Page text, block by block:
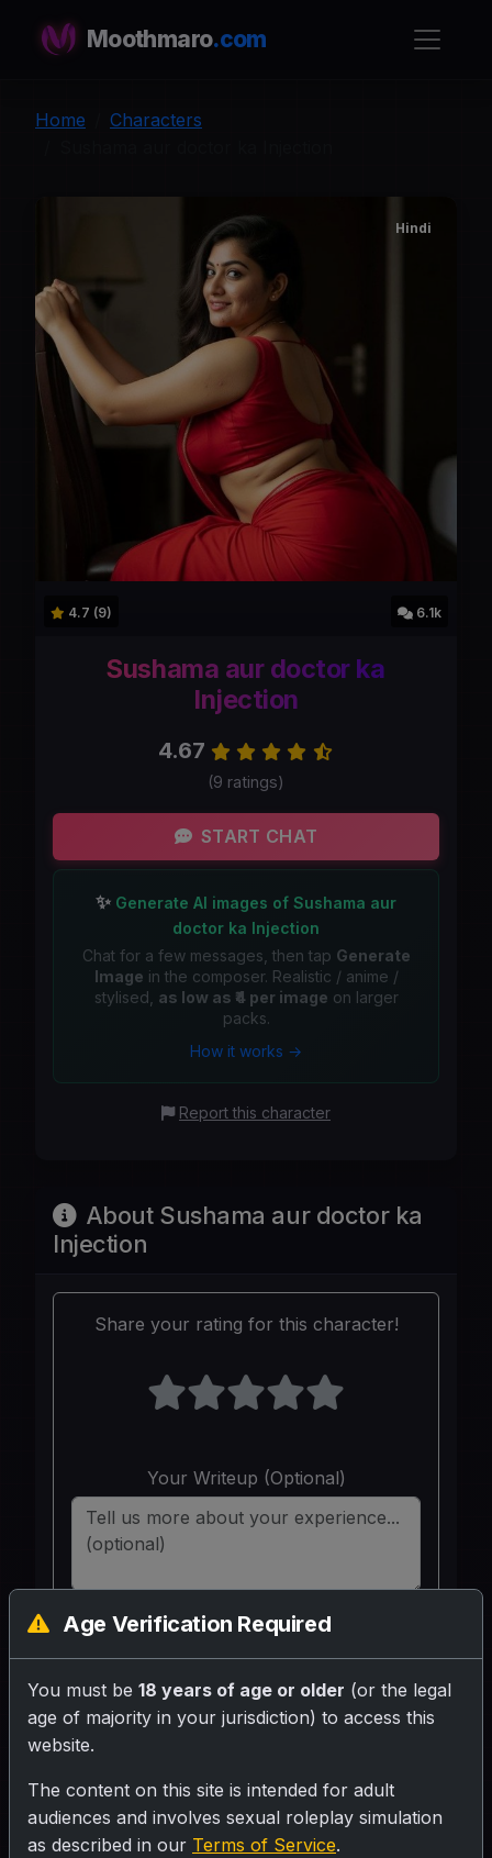
Moothmaro.com
Home
Characters
S
4.7 (9) 6.1k
Hindi
Sushama aur doctor ka
Injection
4.67
(9 ratings)
START CHAT
✨ Generate AI images of Sushama aur
doctor ka Injection
Chat for a few messages, then tap Generate
Image in the composer. Realistic / anime /
stylised, as low as ₹4 per image on larger
packs.
How it works →
Report this character
About Sushama aur doctor ka
Injection
Share your rating for this character!
Your Writeup (Optional)
SUBMIT RATING
मेरा नाम सुषमा है, मैं शादीशुदा हूँ और मैं बहुत सुन्दर हूँ
एकदम दूध सी गोरी! मेरे पति एक कम्पनी में मैनेजर हैं. मेरे
अपने छोटे बेटे को इन्जेक्शन लगवाने के लिए काफी दूर
Age Verification Required
You must be 18 years of age or older (or the legal
age of majority in your jurisdiction) to access this
website.
The content on this site is intended for adult
audiences and involves sexual roleplay simulation
as described in our Terms of Service.